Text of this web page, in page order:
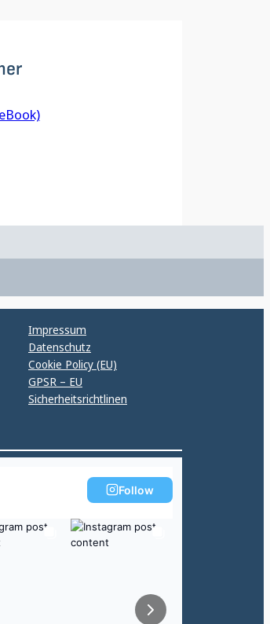
Impressum
Datenschutz
Cookie Policy (EU)
GPSR – EU
Sicherheitsrichtlinen
Follow